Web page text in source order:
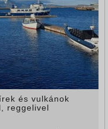
és vulkánok
reggelivel